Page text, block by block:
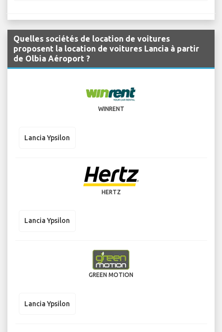
Quelles sociétés de location de voitures
proposent la location de voitures Lancia à partir
de Olbia Aéroport ?
WINRENT
Lancia Ypsilon
HERTZ
Lancia Ypsilon
GREEN MOTION
Lancia Ypsilon